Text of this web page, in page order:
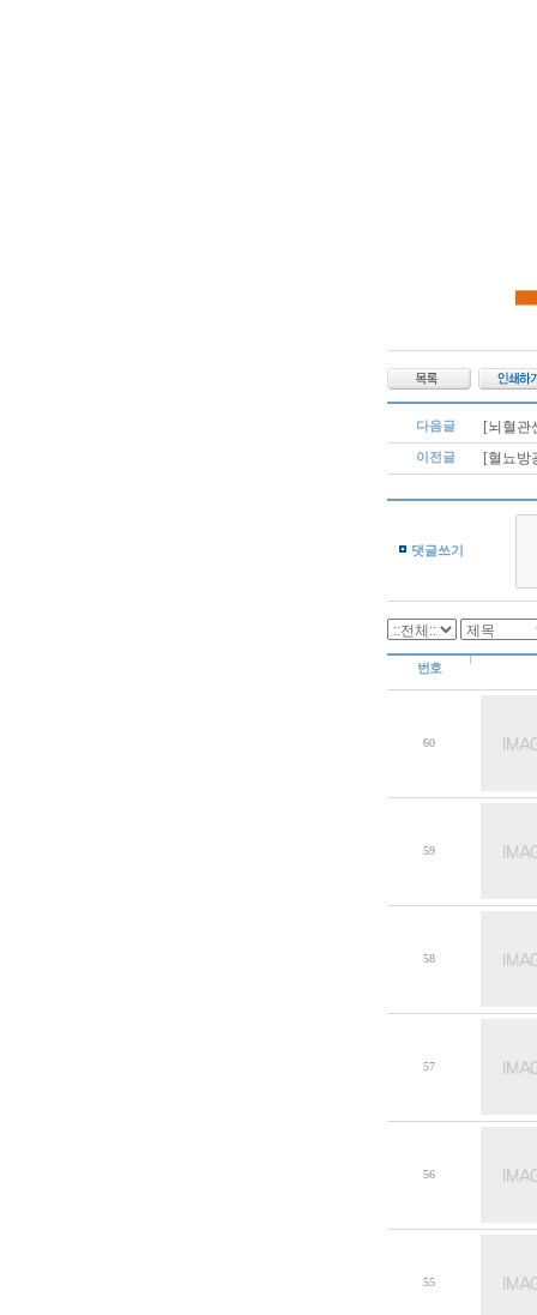
다음글 [뇌혈관
이전글 [혈뇨방
댓글쓰기
번호
60
59
58
57
56
55